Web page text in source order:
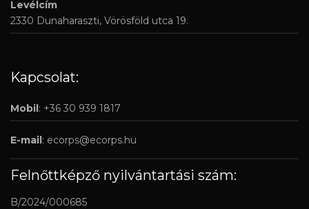
Levélcím
2330 Dunaharaszti, Vörösföld utca 19.
Kapcsolat:
Mobil: +36 30 939 1817
E-mail: ecorps@ecorps.hu
Felnőttképző nyilvántartási szám:
B/2024/000685